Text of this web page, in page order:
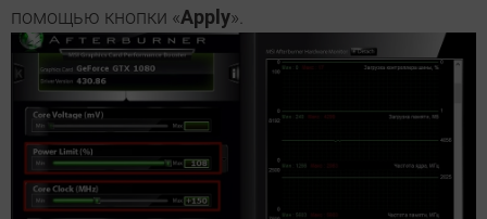
помощью кнопки «Apply».